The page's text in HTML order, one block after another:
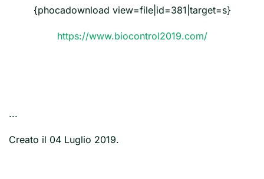
{phocadownload view=file|id=381|target=s}
https://www.biocontrol2019.com/
...
Creato il 04 Luglio 2019.